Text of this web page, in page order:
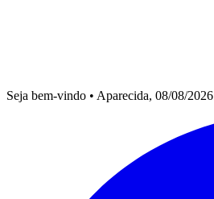
Seja bem-vindo • Aparecida, 08/08/2026